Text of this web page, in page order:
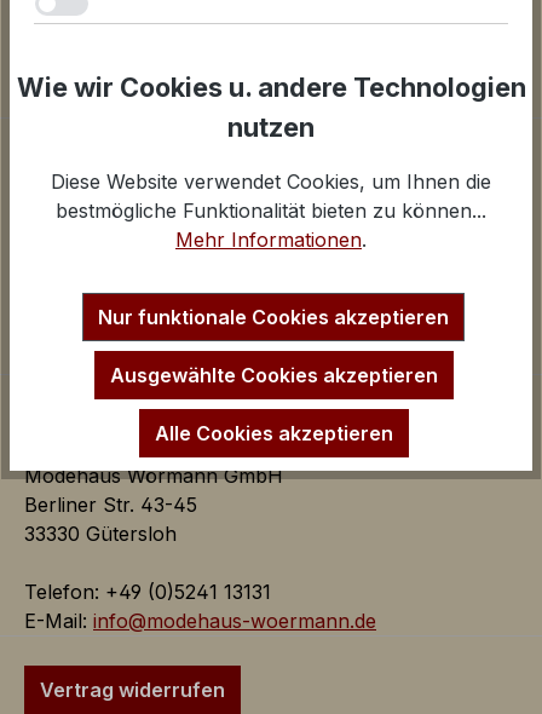
Widerrufsbelehrung
Über uns
Kontakt und E-Mail
Anfahrt Ladengeschäfte
Startseite
Modehaus Wörmann GmbH
Berliner Str. 43-45
33330 Gütersloh
Telefon: +49 (0)5241 13131
E-Mail: info@modehaus-woermann.de
Vertrag widerrufen
Für Statistiken und Shop-Performance-Metriken
Google Analytics
Marketing Cookies dienen dazu Werbeanzeigen
auf der Webseite zielgerichtet und individuell über
mehrere Seitenaufrufe und Browsersitzungen zu
schalten.
Google AdSense:
Das Cookie wird von Google
AdSense für Förderung der
Webseite verwendet.
Google Ads:
Das Google Conversion Tracking
Wie wir Cookies u. andere Technologien
nutzen
Diese Website verwendet Cookies, um Ihnen die
bestmögliche Funktionalität bieten zu können...
Mehr Informationen.
Nur funktionale Cookies akzeptieren
Ausgewählte Cookies akzeptieren
Alle Cookies akzeptieren